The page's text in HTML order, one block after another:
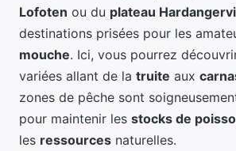
Lofoten ou du plateau
destinations prisées pour les
mouche. Ici, vous pourrez
variées allant de la truite aux
zones de pêche sont
pour maintenir les stocks de
les ressources naturelles.